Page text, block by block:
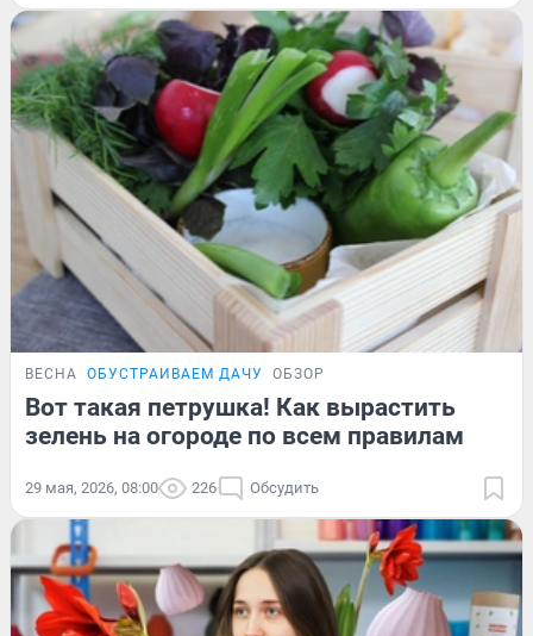
ВЕСНА ОБУСТРАИВАЕМ ДАЧУ ОБЗОР
Вот такая петрушка! Как вырастить
зелень на огороде по всем правилам
29 мая, 2026, 08:00 226 Обсудить